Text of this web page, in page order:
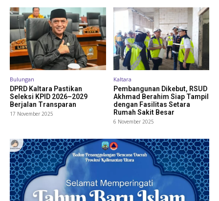
Bulungan
DPRD Kaltara Pastikan
Seleksi KPID 2026–2029
Berjalan Transparan
17 November 2025
Kaltara
Pembangunan Dikebut, RSUD
Akhmad Berahim Siap Tampil
dengan Fasilitas Setara
Rumah Sakit Besar
6 November 2025